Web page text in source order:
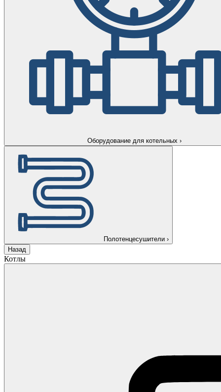
Оборудование для котельных ›
Полотенцесушители ›
Назад
Котлы